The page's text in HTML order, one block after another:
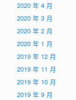
2020 年 4 月
2020 年 3 月
2020 年 2 月
2020 年 1 月
2019 年 12 月
2019 年 11 月
2019 年 10 月
2019 年 9 月